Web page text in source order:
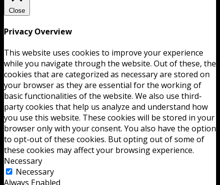
Close
Privacy Overview
This website uses cookies to improve your experience
while you navigate through the website. Out of these, the
cookies that are categorized as necessary are stored on
your browser as they are essential for the working of
basic functionalities of the website. We also use third-
party cookies that help us analyze and understand how
you use this website. These cookies will be stored in your
browser only with your consent. You also have the option
to opt-out of these cookies. But opting out of some of
these cookies may affect your browsing experience.
Necessary
Necessary
Always Enabled